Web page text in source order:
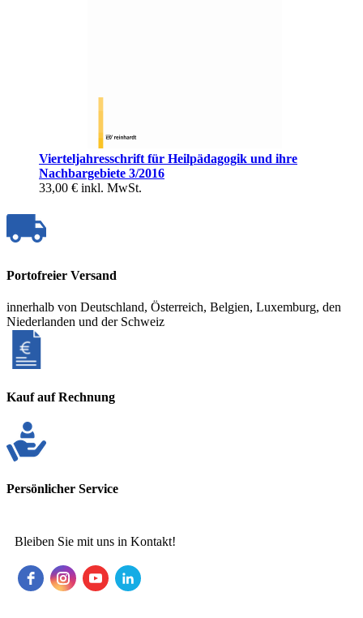
Vierteljahresschrift für Heilpädagogik und ihre
Nachbargebiete 3/2016
33,00 € inkl. MwSt.
Portofreier Versand
innerhalb von Deutschland, Österreich, Belgien, Luxemburg, den
Niederlanden und der Schweiz
Kauf auf Rechnung
Persönlicher Service
Bleiben Sie mit uns in Kontakt!